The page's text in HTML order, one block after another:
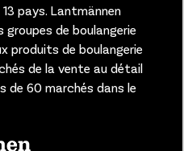
pays. Lantmännen
groupes de boulangerie
produits de boulangerie
de la vente au détail
de 60 marchés dans le